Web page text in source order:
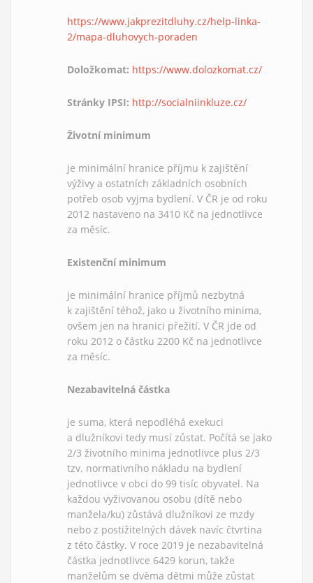
https://www.jakprezitdluhy.cz/help-linka-
2/mapa-dluhovych-poraden
Doložkomat: https://www.dolozkomat.cz/
Stránky IPSI: http://socialniinkluze.cz/
Životní minimum
je minimální hranice příjmu k zajištění
výživy a ostatních základních osobních
potřeb osob vyjma bydlení. V ČR je od roku
2012 nastaveno na 3410 Kč na jednotlivce
za měsíc.
Existenční minimum
je minimální hranice příjmů nezbytná
k zajištění téhož, jako u životního minima,
ovšem jen na hranici přežití. V ČR jde od
roku 2012 o částku 2200 Kč na jednotlivce
za měsíc.
Nezabavitelná částka
je suma, která nepodléhá exekuci
a dlužníkovi tedy musí zůstat. Počítá se jako
2/3 životního minima jednotlivce plus 2/3
tzv. normativního nákladu na bydlení
jednotlivce v obci do 99 tisíc obyvatel. Na
každou vyživovanou osobu (dítě nebo
manžela/ku) zůstává dlužníkovi ze mzdy
nebo z postižitelných dávek navíc čtvrtina
z této částky. V roce 2019 je nezabavitelná
částka jednotlivce 6429 korun, takže
manželům se dvěma dětmi může zůstat